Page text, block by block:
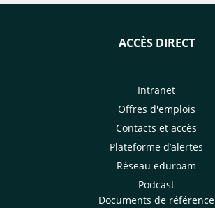
ACCÈS DIRECT
Intranet
Offres d'emplois
Contacts et accès
Plateforme d’alertes
Réseau eduroam
Podcast
Documents de référence